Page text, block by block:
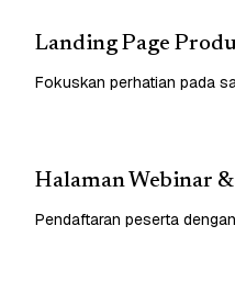
Landing Page
Fokuskan perhatian pada
Halaman Webinar
Pendaftaran peserta